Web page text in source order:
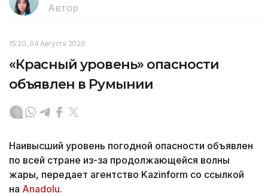
Автор
15:20, 04 Августа 2026
«Красный уровень» опасности
объявлен в Румынии
Наивысший уровень погодной опасности объявлен
по всей стране из-за продолжающейся волны
жары, передает агентство Kazinform со ссылкой
на Anadolu.